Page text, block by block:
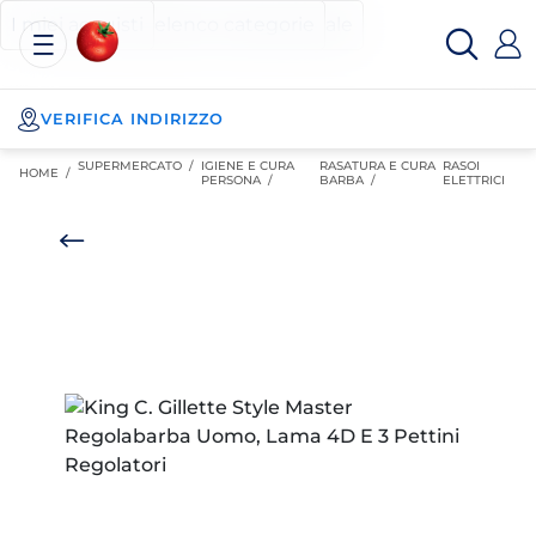
Posizionati sul contenuto principale
Posizionati sull'elenco categorie
I miei acquisti
Esselunga
Spesa
Online
VERIFICA INDIRIZZO
HOME / SUPERMERCATO / IGIENE E CURA
PERSONA /
RASATURA E CURA
BARBA /
RASOI
ELETTRICI